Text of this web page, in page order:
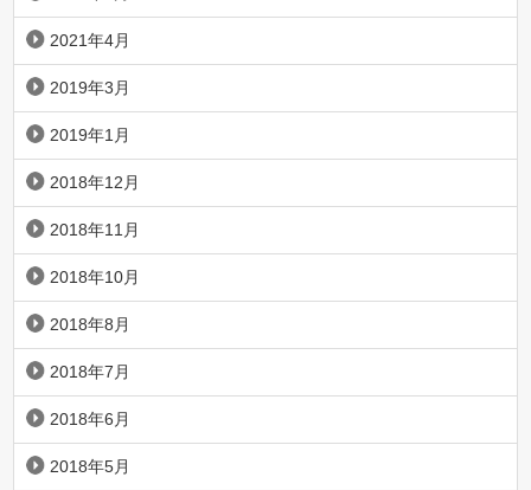
2021年4月
2019年3月
2019年1月
2018年12月
2018年11月
2018年10月
2018年8月
2018年7月
2018年6月
2018年5月